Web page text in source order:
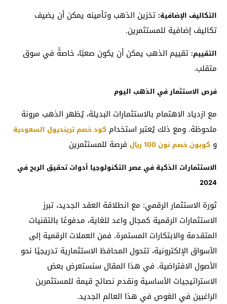
التكاليف الإضافية: تخزين الذهب وتأمينه يمكن أن يضيف
تكاليف إضافية للمستثمرين.
التقييم: تقييم الذهب يمكن أن يكون صعبًا، خاصةً في سوق
متقلب.
فرص الاستثمار في الذهب اليوم
مع ازدياد الاهتمام بالاستثمارات البديلة، يُظهر الذهب مرونة
ملحوظة. ومع ذلك يُعتبر استخدام كود خصم ترينديول السعودية
و كوبون خصم نون 100 ريال فرصة للمستثمرين
الاستثمارات الذكية في عصر التكنولوجيا أدوات تحقيق الربح في
2024
ثورة الاستثمار الرقمي: مع انطلاقة العقد الجديد، تبرز
الاستثمارات الرقمية كمجال واعد للغاية، مدفوعًا بالتقنيات
المتقدمة والابتكارات المستمرة. فمن العملات الرقمية إلى
الأسواق الإلكترونية، تتحول المحافظ الاستثمارية تدريجيًا نحو
الأصول الافتراضية. في هذا المقال سنستعرض بعض
الاستراتيجيات الأساسية ونقدم نصائح قيمة للمستثمرين
الراغبين في الغوص في هذا العالم الجديد.